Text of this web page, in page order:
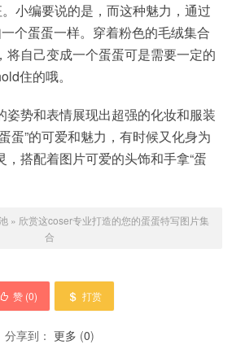
。小编要说的是，而这种魅力，通过
个蛋蛋一样。穿着粉色的毛绒集合
将自己变成一个蛋蛋可是需要一定的
住的哦。
姿势和表情展现出超强的化妆和服装
蛋”的可爱和魅力，有时候又化身为
搭配着图片可爱的头饰和手拿“蛋
» 欣赏这coser专业打造的您的蛋蛋特写图片集
合
赞 (0) 打赏
分享到： 更多 (0)